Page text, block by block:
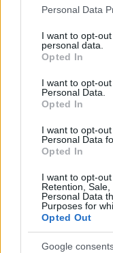
Please note that
not limited to your
grant or deny
use your data for
consent section.
Personal Data
I want to opt-
personal data.
Opted In
I want to opt-
Personal Data.
Opted In
I want to opt-
Personal Data
Opted In
I want to opt-
Retention,
Personal Data
Purposes for
Opted Out
Google
Faith No More
Címkék:faith no more